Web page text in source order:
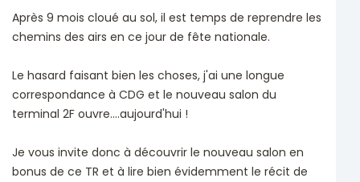
Après 9 mois cloué au sol, il est temps de reprendre les
chemins des airs en ce jour de fête nationale.
Le hasard faisant bien les choses, j'ai une longue
correspondance à CDG et le nouveau salon du
terminal 2F ouvre....aujourd'hui !
Je vous invite donc à découvrir le nouveau salon en
bonus de ce TR et à lire bien évidemment le récit de